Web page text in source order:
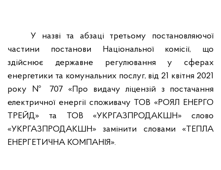
У назві та абзаці третьому постановляючої
частини постанови Національної комісії, що
здійснює державне регулювання у сферах
енергетики та комунальних послуг, від 21 квітня 2021
року № 707 «Про видачу ліцензій з постачання
електричної енергії споживачу ТОВ «РОЯЛ ЕНЕРГО
ТРЕЙД» та ТОВ «УКРГАЗПРОДАКШН» слово
«УКРГАЗПРОДАКШН» замінити словами «ТЕПЛА
ЕНЕРГЕТИЧНА КОМПАНІЯ».